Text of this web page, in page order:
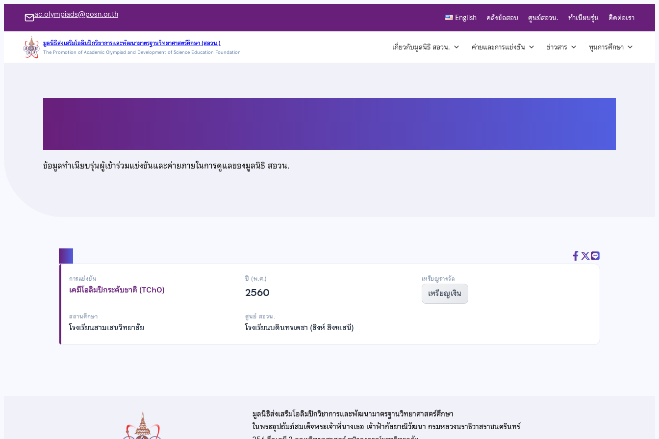
เนื้อหา
ac.olympiads@posn.or.th English คลังข้อสอบ ศูนย์สอวน. ทำเนียบรุ่น ติดต่อเรา
มูลนิธิส่งเสริมโอลิมปิกวิชาการและพัฒนามาตรฐานวิทยาศาสตร์ศึกษา (สอวน.)
The Promotion of Academic Olympiad and Development of Science Education Foundation เกี่ยวกับมูลนิธิ สอวน. ค่ายและการแข่งขัน ข่าวสาร ทุนการศึกษา
ข้อมูลทำเนียบรุ่นผู้เข้าร่วมแข่งขันและค่ายภายในการดูแลของมูลนิธิ สอวน.
การแข่งขัน
เคมีโอลิมปิกระดับชาติ (TChO)
ปี (พ.ศ.)
2560
เหรียญรางวัล
เหรียญเงิน
สถานศึกษา
โรงเรียนสามเสนวิทยาลัย
ศูนย์ สอวน.
โรงเรียนบดินทรเดชา (สิงห์ สิงหเสนี)
มูลนิธิส่งเสริมโอลิมปิกวิชาการและพัฒนามาตรฐานวิทยาศาสตร์ศึกษา
ในพระอุปถัมภ์สมเด็จพระเจ้าพี่นางเธอ เจ้าฟ้ากัลยาณิวัฒนา กรมหลวงนราธิวาสราชนครินทร์